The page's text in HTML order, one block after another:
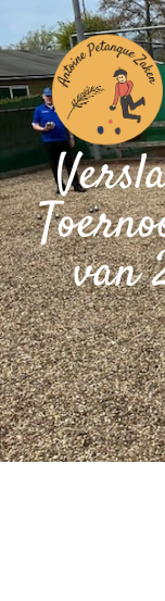
van